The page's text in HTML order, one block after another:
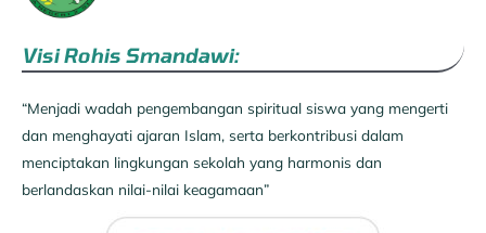
Visi Rohis Smandawi:
“Menjadi wadah pengembangan spiritual siswa yang mengerti
dan menghayati ajaran Islam, serta berkontribusi dalam
menciptakan lingkungan sekolah yang harmonis dan
berlandaskan nilai-nilai keagamaan”